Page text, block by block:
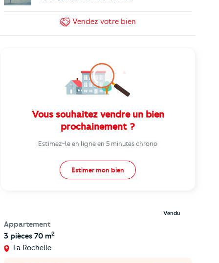
Vendez votre bien
Vous souhaitez vendre un bien
prochainement ?
Estimez-le en ligne en 5 minutes chrono
Estimer mon bien
Appartement
3 pièces 70 m2
Vendu
La Rochelle